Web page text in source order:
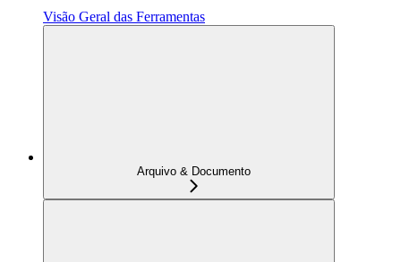
Visão Geral das Ferramentas
Arquivo & Documento